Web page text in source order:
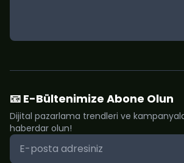
📧 E-Bültenimize Abone Olun
Dijital pazarlama trendleri ve
haberdar olun!